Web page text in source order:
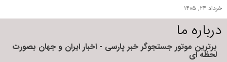
خرداد ۲۴, ۱۴۰۵
درباره ما
برترین موتور جستجوگر خبر پارسی - اخبار ایران و جهان بصورت
لحظه ای